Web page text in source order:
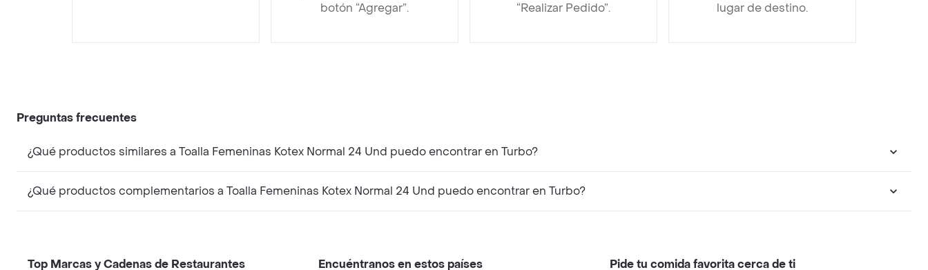
botón “Agregar”.
“Realizar Pedido”.
lugar de destino.
Preguntas frecuentes
¿Qué productos similares a Toalla Femeninas Kotex Normal 24 Und puedo encontrar en Turbo?
¿Qué productos complementarios a Toalla Femeninas Kotex Normal 24 Und puedo encontrar en Turbo?
Top Marcas y Cadenas de Restaurantes Encuéntranos en estos países Pide tu comida favorita cerca de ti